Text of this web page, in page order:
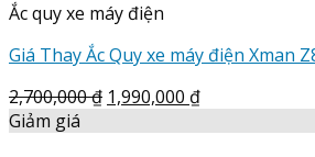
Ắc quy xe máy điện
Giá Thay Ắc Quy xe máy điện Xman
2,700,000₫ 1,990,000 ₫
Giảm giá